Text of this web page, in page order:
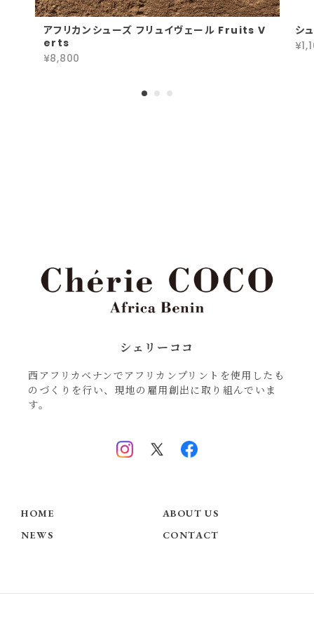
アフリカンシューズ フリュイヴェール Fruits V
erts
¥8,800
シ
シェリーココ
西アフリカベナンでアフリカンプリントを使用したも
のづくりを行い、現地の雇用創出に取り組んでいま
す。
HOME
ABOUT US
NEWS
CONTACT